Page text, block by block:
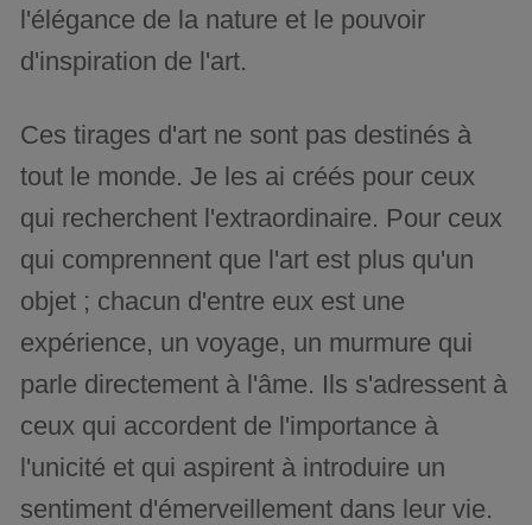
l'élégance de la nature et le pouvoir
d'inspiration de l'art.
Ces tirages d'art ne sont pas destinés à
tout le monde. Je les ai créés pour ceux
qui recherchent l'extraordinaire. Pour ceux
qui comprennent que l'art est plus qu'un
objet ; chacun d'entre eux est une
expérience, un voyage, un murmure qui
parle directement à l'âme. Ils s'adressent à
ceux qui accordent de l'importance à
l'unicité et qui aspirent à introduire un
sentiment d'émerveillement dans leur vie.